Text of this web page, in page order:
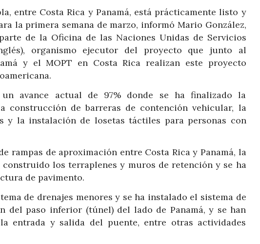
entre Costa Rica y Panamá, está prácticamente listo y
la primera semana de marzo, informó Mario González,
de la Oficina de las Naciones Unidas de Servicios
organismo ejecutor del proyecto que junto al
y el MOPT en Costa Rica realizan este proyecto
avance actual de 97% donde se ha finalizado la
construcción de barreras de contención vehicular, la
y la instalación de losetas táctiles para personas con
rampas de aproximación entre Costa Rica y Panamá, la
los terraplenes y muros de retención y se ha
de pavimento.
de drenajes menores y se ha instalado el sistema de
del paso inferior (túnel) del lado de Panamá, y se han
entrada y salida del puente, entre otras actividades